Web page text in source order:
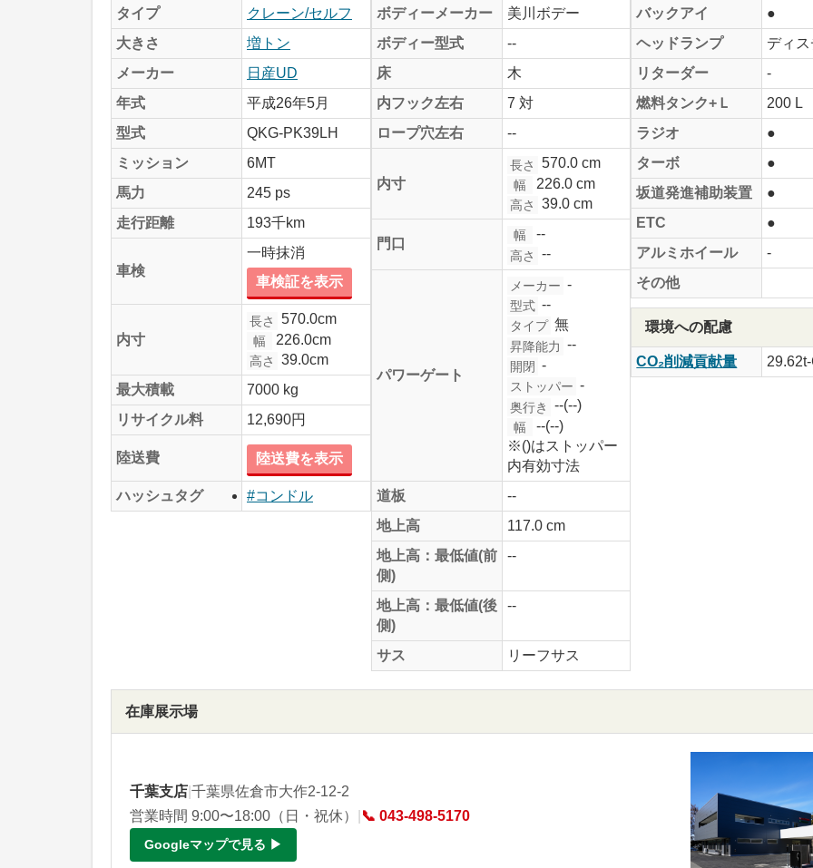
タイプ
クレーン/セルフ
大きさ
増トン
メーカー
日産UD
年式
平成26年5月
型式
QKG-PK39LH
ミッション
6MT
馬力
245 ps
走行距離
193千km
車検
一時抹消
車検証を表示
内寸
長さ 570.0cm
幅 226.0cm
高さ
39.0cm
最大積載
7000 kg
リサイクル料
12,690円
陸送費 陸送費を表示
ハッシュタグ #コンドル
ボディーメーカー
美川ボデー
ボディー型式
--
床
木
内フック左右
7 対
ロープ穴左右
--
内寸
長さ 570.0 cm
幅 226.0 cm
高さ 39.0 cm
門口
幅 --
高さ --
パワーゲート
メーカー -
型式 --
タイプ 無
昇降能力 --
開閉 -
ストッパー -
奥行き --(--)
幅
--(--)
※()はストッパー
内有効寸法
道板
--
地上高
117.0 cm
地上高：最低値(前
側)
--
地上高：最低値(後
側)
--
サス リーフサス
バックアイ
●
ヘッドランプ
ディ
リターダー
-
燃料タンク+Ｌ
200 L
ラジオ
●
ターボ
●
坂道発進補助装置
●
ETC
●
アルミホイール
-
その他
環境への配慮
CO₂削減貢献量
在庫展示場
千葉支店 千葉県佐倉市大作2-12-2
営業時間 9:00〜18:00（日・祝休）
📞 043-498-5170
Googleマップで見る ▶